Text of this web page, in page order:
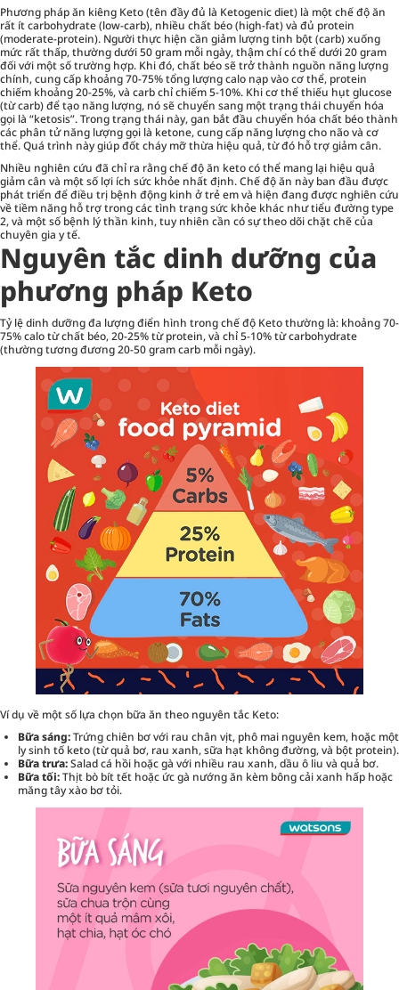
Phương pháp ăn kiêng Keto (tên đầy đủ là Ketogenic diet) là một chế độ ăn
rất ít carbohydrate (low-carb), nhiều chất béo (high-fat) và đủ protein
(moderate-protein). Người thực hiện cần giảm lượng tinh bột (carb) xuống
mức rất thấp, thường dưới 50 gram mỗi ngày, thậm chí có thể dưới 20 gram
đối với một số trường hợp. Khi đó, chất béo sẽ trở thành nguồn năng lượng
chính, cung cấp khoảng 70-75% tổng lượng calo nạp vào cơ thể, protein
chiếm khoảng 20-25%, và carb chỉ chiếm 5-10%. Khi cơ thể thiếu hụt glucose
(từ carb) để tạo năng lượng, nó sẽ chuyển sang một trạng thái chuyển hóa
gọi là “ketosis”. Trong trạng thái này, gan bắt đầu chuyển hóa chất béo thành
các phân tử năng lượng gọi là ketone, cung cấp năng lượng cho não và cơ
thể. Quá trình này giúp đốt cháy mỡ thừa hiệu quả, từ đó hỗ trợ giảm cân.
Nhiều nghiên cứu đã chỉ ra rằng chế độ ăn keto có thể mang lại hiệu quả
giảm cân và một số lợi ích sức khỏe nhất định. Chế độ ăn này ban đầu được
phát triển để điều trị bệnh động kinh ở trẻ em và hiện đang được nghiên cứu
về tiềm năng hỗ trợ trong các tình trạng sức khỏe khác như tiểu đường type
2, và một số bệnh lý thần kinh, tuy nhiên cần có sự theo dõi chặt chẽ của
chuyên gia y tế.
Nguyên tắc dinh dưỡng của
phương pháp Keto
Tỷ lệ dinh dưỡng đa lượng điển hình trong chế độ Keto thường là: khoảng 70-
75% calo từ chất béo, 20-25% từ protein, và chỉ 5-10% từ carbohydrate
(thường tương đương 20-50 gram carb mỗi ngày).
Ví dụ về một số lựa chọn bữa ăn theo nguyên tắc Keto:
Bữa sáng:Trứng chiên bơ với rau chân vịt, phô mai nguyên kem, hoặc một
ly sinh tố keto (từ quả bơ, rau xanh, sữa hạt không đường, và bột protein).
Bữa trưa:Salad cá hồi hoặc gà với nhiều rau xanh, dầu ô liu và quả bơ.
Bữa tối:Thịt bò bít tết hoặc ức gà nướng ăn kèm bông cải xanh hấp hoặc
măng tây xào bơ tỏi.